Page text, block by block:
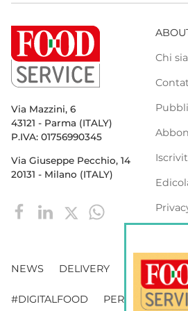
Via Mazzini, 6
43121 - Parma (ITALY)
P.IVA: 01756990345
Via Giuseppe Pecchio, 14
20131 - Milano (ITALY)
Chi
NEWS DELIVERY
#DIGITALFOOD PERSONE